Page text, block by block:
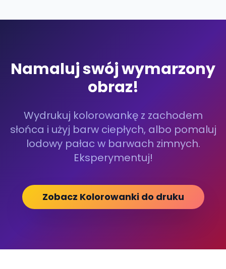
Namaluj swój wymarzony
obraz!
Wydrukuj kolorowankę z zachodem
słońca i użyj barw ciepłych, albo pomaluj
lodowy pałac w barwach zimnych.
Eksperymentuj!
Zobacz Kolorowanki do druku